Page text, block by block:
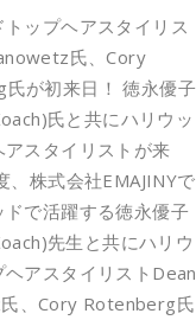
ップヘアスタイリス
氏、Cory
が初来日！ 徳永優子
氏と共にハリウッ
アスタイリストが来
、株式会社EMAJINYで
ドで活躍する徳永優子
先生と共にハリウ
ヘアスタイリストDean
、Cory Rotenberg氏